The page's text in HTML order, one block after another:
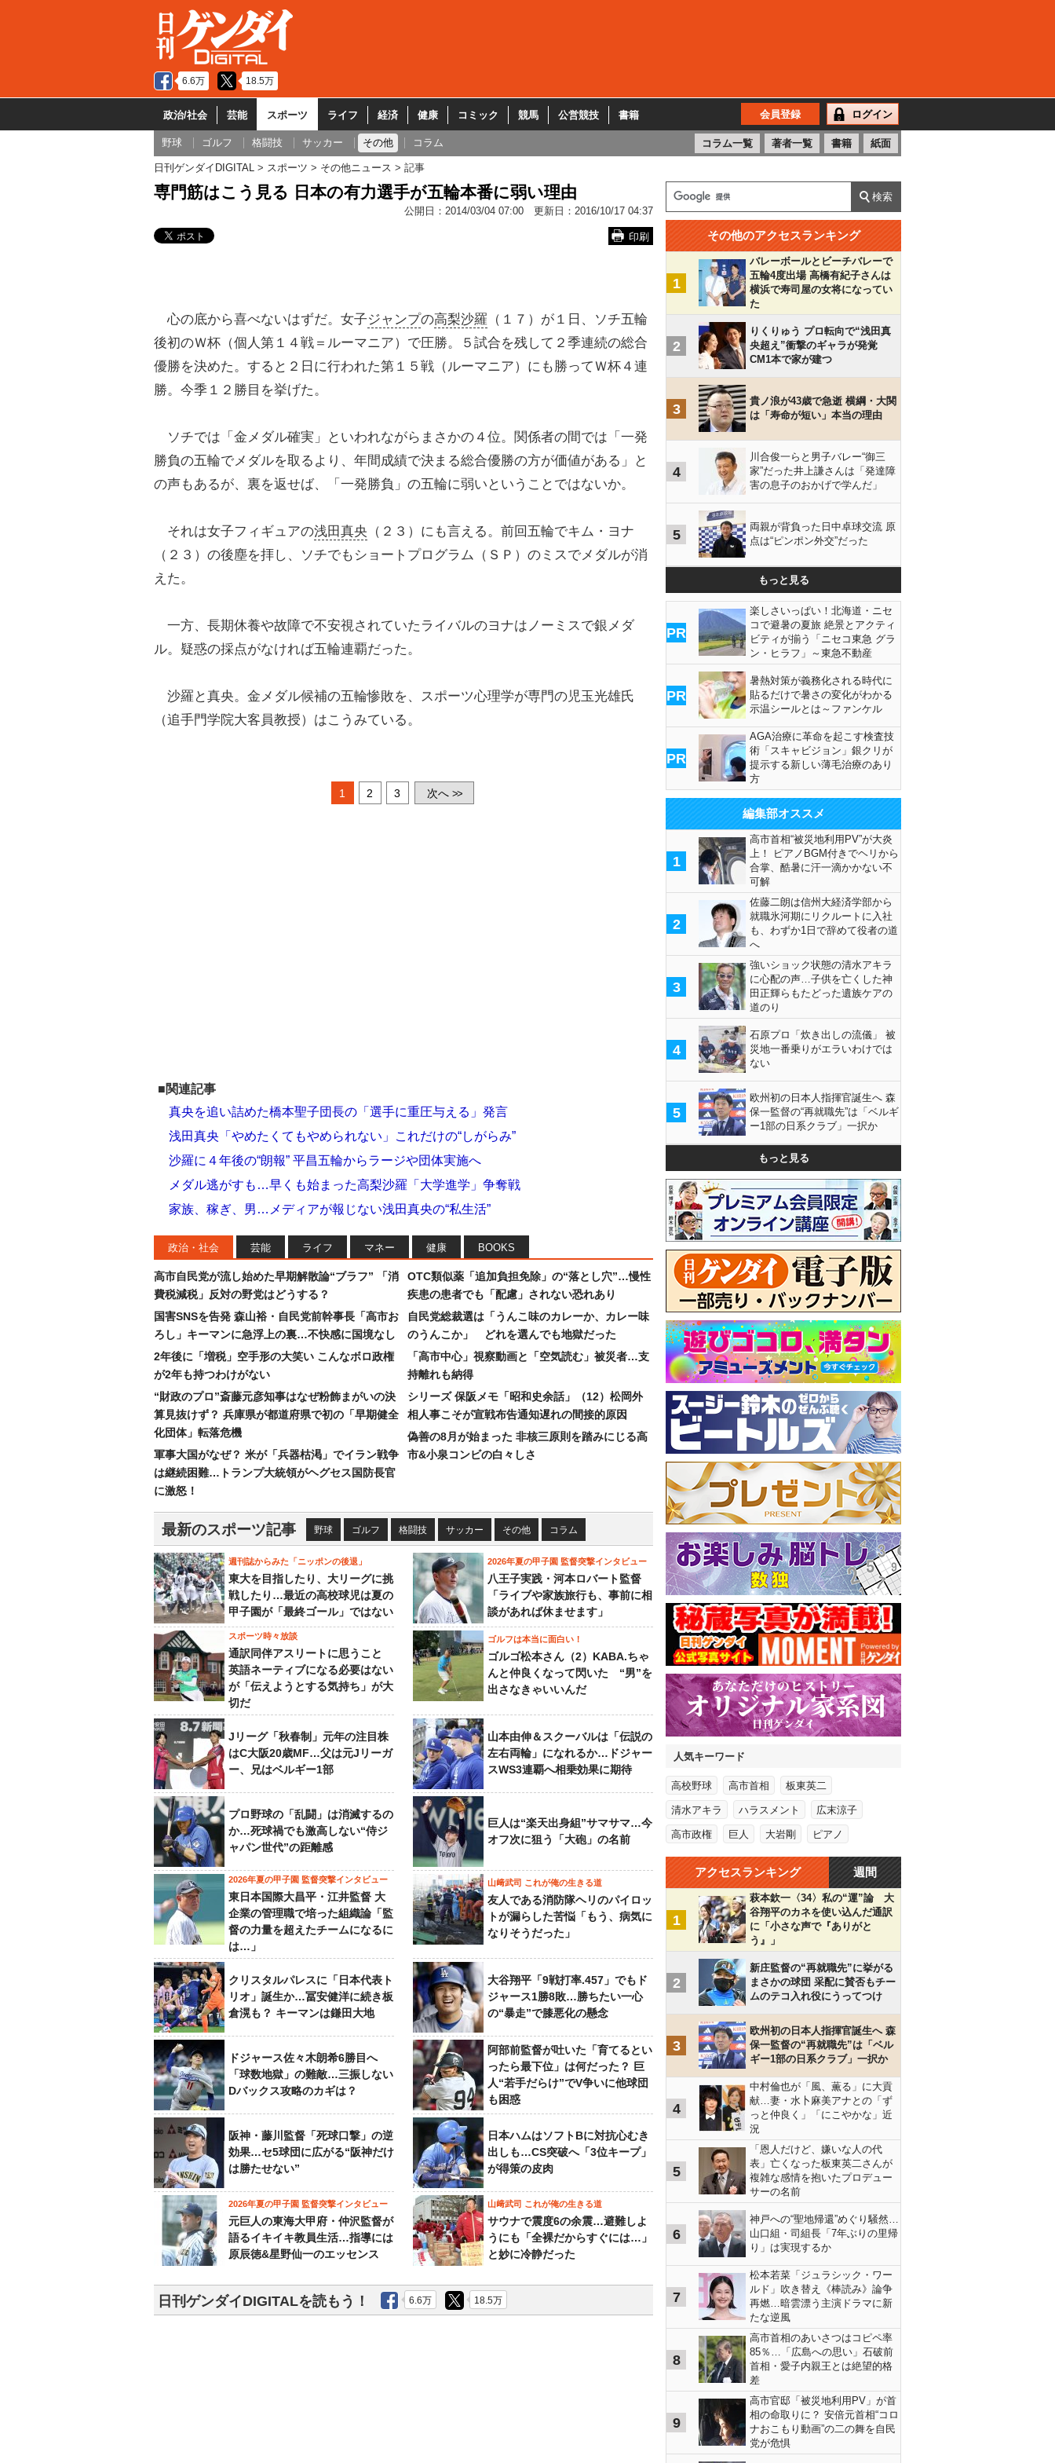
6.6万 18.5万
政治/社会 芸能 スポーツ ライフ 経済 健康 コミック 競馬 公営競技 書籍 会員登録 ログイン
野球 ゴルフ 格闘技 サッカー その他 コラム コラム一覧 著者一覧 書籍 紙面
日刊ゲンダイDIGITAL スポーツ その他ニュース 記事
専門筋はこう見る 日本の有力選手が五輪本番に弱い理由
公開日： 2014/03/04 07:00 更新日： 2016/10/17 04:37
印刷
心の底から喜べないはずだ。女子ジャンプの高梨沙羅 （１７）が１日、ソチ五輪
後初のＷ杯（個人第１４戦＝ルーマニア）で圧勝。５試合を残して２季連続の総合
優勝を決めた。すると２日に行われた第１５戦（ルーマニア）にも勝ってＷ杯４連
勝。今季１２勝目を挙げた。
ソチでは「金メダル確実」といわれながらまさかの４位。関係者の間では「一発
勝負の五輪でメダルを取るより、年間成績で決まる総合優勝の方が価値がある」と
の声もあるが、裏を返せば、「一発勝負」の五輪に弱いということではないか。
それは女子フィギュアの浅田真央 （２３）にも言える。前回五輪でキム・ヨナ
（２３）の後塵を拝し、ソチでもショートプログラム（ＳＰ）のミスでメダルが消
えた。
一方、長期休養や故障で不安視されていたライバルのヨナはノーミスで銀メダ
ル。疑惑の採点がなければ五輪連覇だった。
沙羅と真央。金メダル候補の五輪惨敗を、スポーツ心理学が専門の児玉光雄氏
（追手門学院大客員教授）はこうみている。
1 2 3 次へ >>
■関連記事
真央を追い詰めた橋本聖子団長の「選手に重圧与える」発言
浅田真央「やめたくてもやめられない」これだけの“しがらみ”
沙羅に４年後の“朗報” 平昌五輪からラージや団体実施へ
メダル逃がすも…早くも始まった高梨沙羅「大学進学」争奪戦
家族、稼ぎ、男…メディアが報じない浅田真央の“私生活”
政治・社会 芸能 ライフ マネー 健康 BOOKS
高市自民党が流し始めた早期解散論“ブラフ” 「消
費税減税」反対の野党はどうする？
国害SNSを告発 森山裕・自民党前幹事長「高市お
ろし」キーマンに急浮上の裏…不快感に国境なし
2年後に「増税」空手形の大笑い こんなボロ政権
が2年も持つわけがない
“財政のプロ”斎藤元彦知事はなぜ粉飾まがいの決
算見抜けず？ 兵庫県が都道府県で初の「早期健全
化団体」転落危機
軍事大国がなぜ？ 米が「兵器枯渇」でイラン戦争
は継続困難…トランプ大統領がヘグセス国防長官
に激怒！
OTC類似薬「追加負担免除」の“落とし穴”…慢性
疾患の患者でも「配慮」されない恐れあり
自民党総裁選は「うんこ味のカレーか、カレー味
のうんこか」 どれを選んでも地獄だった
「高市中心」視察動画と「空気読む」被災者…支
持離れも納得
シリーズ 保阪メモ「昭和史余話」（12）松岡外
相人事こそが宣戦布告通知遅れの間接的原因
偽善の8月が始まった 非核三原則を踏みにじる高
市&小泉コンビの白々しさ
最新のスポーツ記事 野球 ゴルフ 格闘技 サッカー その他 コラム
週刊誌からみた「ニッポンの後退」
東大を目指したり、大リーグに挑
戦したり…最近の高校球児は夏の
甲子園が「最終ゴール」ではない
2026年夏の甲子園 監督突撃インタビュー
八王子実践・河本ロバート監督
「ライブや家族旅行も、事前に相
談があれば休ませます」
スポーツ時々放談
通訳同伴アスリートに思うこと
英語ネーティブになる必要はない
が「伝えようとする気持ち」が大
切だ
ゴルフは本当に面白い！
ゴルゴ松本さん（2）KABA.ちゃ
んと仲良くなって閃いた “男”を
出さなきゃいいんだ
Jリーグ「秋春制」元年の注目株
はC大阪20歳MF…父は元Jリーガ
ー、兄はベルギー1部
山本由伸＆スクーバルは「伝説の
左右両輪」になれるか…ドジャー
スWS3連覇へ相乗効果に期待
プロ野球の「乱闘」は消滅するの
か…死球禍でも激高しない“侍ジ
ャパン世代”の距離感
巨人は“楽天出身組”サマサマ…今
オフ次に狙う「大砲」の名前
2026年夏の甲子園 監督突撃インタビュー
東日本国際大昌平・江井監督 大
企業の管理職で培った組織論「監
督の力量を超えたチームになるに
は…」
山﨑武司 これが俺の生きる道
友人である消防隊ヘリのパイロッ
トが漏らした苦悩「もう、病気に
なりそうだった」
クリスタルパレスに「日本代表ト
リオ」誕生か…冨安健洋に続き板
倉滉も？ キーマンは鎌田大地
大谷翔平「9戦打率.457」でもド
ジャース1勝8敗…勝ちたい一心
の“暴走”で膝悪化の懸念
ドジャース佐々木朗希6勝目へ
「球数地獄」の難敵…三振しない
Dバックス攻略のカギは？
阿部前監督が吐いた「育てるとい
ったら最下位」は何だった？ 巨
人“若手だらけ”でV争いに他球団
も困惑
阪神・藤川監督「死球口撃」の逆
効果…セ5球団に広がる“阪神だけ
は勝たせない”
日本ハムはソフトBに対抗心むき
出しも…CS突破へ「3位キープ」
が得策の皮肉
2026年夏の甲子園 監督突撃インタビュー
元巨人の東海大甲府・仲沢監督が
語るイキイキ教員生活…指導には
原辰徳&星野仙一のエッセンス
山﨑武司 これが俺の生きる道
サウナで震度6の余震…避難しよ
うにも「全裸だからすぐには…」
と妙に冷静だった
日刊ゲンダイDIGITALを読もう！ 6.6万 18.5万
その他のアクセスランキング
1
バレーボールとビーチバレーで
五輪4度出場 高橋有紀子さんは
横浜で寿司屋の女将になってい
た
2
りくりゅう プロ転向で“浅田真
央超え”衝撃のギャラが発覚
CM1本で家が建つ
3
貴ノ浪が43歳で急逝 横綱・大関
は「寿命が短い」本当の理由
4
川合俊一らと男子バレー“御三
家”だった井上謙さんは「発達障
害の息子のおかげで学んだ」
5
両親が背負った日中卓球交流 原
点は“ピンポン外交”だった
もっと見る
PR
楽しさいっぱい！北海道・ニセ
コで避暑の夏旅 絶景とアクティ
ビティが揃う「ニセコ東急 グラ
ン・ヒラフ」～東急不動産
PR
暑熱対策が義務化される時代に
貼るだけで暑さの変化がわかる
示温シールとは～ファンケル
PR
AGA治療に革命を起こす検査技
術「スキャビジョン」銀クリが
提示する新しい薄毛治療のあり
方
編集部オススメ
1
高市首相“被災地利用PV”が大炎
上！ ピアノBGM付きでヘリから
合掌、酷暑に汗一滴かかない不
可解
2
佐藤二朗は信州大経済学部から
就職氷河期にリクルートに入社
も、わずか1日で辞めて役者の道
へ
3
強いショック状態の清水アキラ
に心配の声…子供を亡くした神
田正輝らもたどった遺族ケアの
道のり
4
石原プロ「炊き出しの流儀」 被
災地一番乗りがエラいわけでは
ない
5
欧州初の日本人指揮官誕生へ 森
保一監督の“再就職先”は「ベルギ
ー1部の日系クラブ」一択か
もっと見る
人気キーワード
高校野球 高市首相 板東英二
清水アキラ ハラスメント 広末涼子
高市政権 巨人 大岩剛 ピアノ
アクセスランキング 週間
1
萩本欽一〈34〉私の“運”論 大
谷翔平のカネを使い込んだ通訳
に「小さな声で『ありがと
う』」
2
新庄監督の“再就職先”に挙がる
まさかの球団 采配に賛否もチー
ムのテコ入れ役にうってつけ
3
欧州初の日本人指揮官誕生へ 森
保一監督の“再就職先”は「ベル
ギー1部の日系クラブ」一択か
4
中村倫也が「風、薫る」に大貢
献…妻・水卜麻美アナとの「ず
っと仲良く」「にこやかな」近
況
5
「恩人だけど、嫌いな人の代
表」亡くなった板東英二さんが
複雑な感情を抱いたプロデュー
サーの名前
6
神戸への“聖地帰還”めぐり騒然…
山口組・司組長「7年ぶりの里帰
り」は実現するか
7
松本若菜「ジュラシック・ワー
ルド」吹き替え《棒読み》論争
再燃…暗雲漂う主演ドラマに新
たな逆風
8
高市首相のあいさつはコピペ率
85％…「広島への思い」石破前
首相・愛子内親王とは絶望的格
差
9
高市官邸「被災地利用PV」が首
相の命取りに？ 安倍元首相“コロ
ナおこもり動画”の二の舞を自民
党が危惧